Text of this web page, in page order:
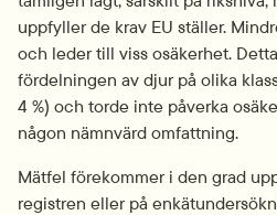
uppfyller de krav EU ställer.
och leder till viss osäkerhet.
fördelningen av djur på olika
4 %) och torde inte påverka
någon nämnvärd omfattning.
Mätfel förekommer i den grad
registren eller på